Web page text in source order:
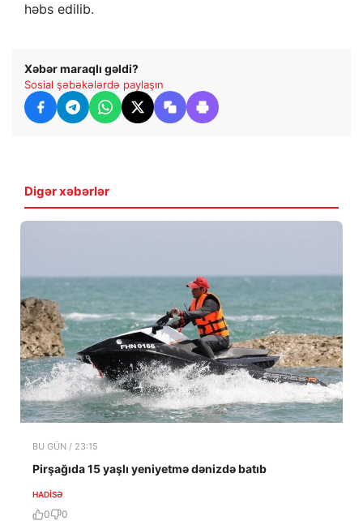
həbs edilib.
Xəbər maraqlı gəldi?
Sosial şəbəkələrdə paylaşın
Digər xəbərlər
BU GÜN / 23:15
Pirşağıda 15 yaşlı yeniyetmə dənizdə batıb
HADISƏ
0 0